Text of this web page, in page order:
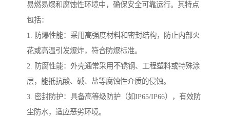
易燃易爆和腐蚀性环境中，确保安全可靠运行。其特点
包括：
1. 防爆性能：采用高强度材料和密封结构，防止内部火
花或高温引发爆炸，符合防爆标准。
2. 防腐性能：外壳通常采用不锈钢、工程塑料或特殊涂
层，能抵抗酸、碱、盐等腐蚀性介质的侵蚀。
3. 密封防护：具备高等级防护（如IP65/IP66），有效防
尘防水，适应恶劣环境。